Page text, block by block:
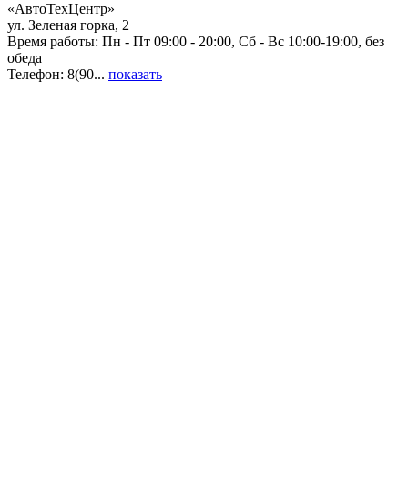
«АвтоТехЦентр»
ул. Зеленая горка, 2
Время работы: Пн - Пт 09:00 - 20:00, Сб - Вс 10:00-19:00, без
обеда
Телефон: 8(90... показать